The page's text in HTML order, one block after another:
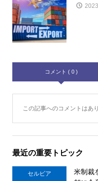
コメント ( 0 )
この記事へのコメントはあ
最近の重要トピック
セルビア
米制裁